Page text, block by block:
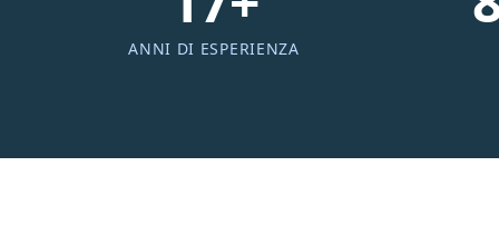
ANNI DI ESPERIENZA